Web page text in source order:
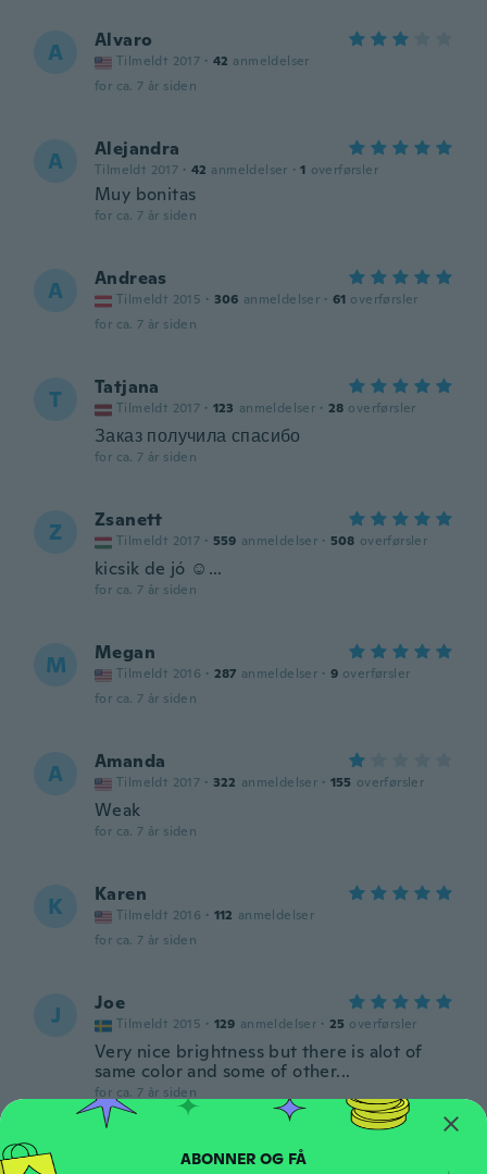
A Alvaro
Tilmeldt 2017 · 42 anmeldelser
for ca. 7 år siden
A Alejandra
Tilmeldt 2017 · 42 anmeldelser · 1 overførsler
Muy bonitas
for ca. 7 år siden
A Andreas
Tilmeldt 2015 · 306 anmeldelser · 61 overførsler
for ca. 7 år siden
T Tatjana
Tilmeldt 2017 · 123 anmeldelser · 28 overførsler
Заказ получила спасибо
for ca. 7 år siden
Z Zsanett
Tilmeldt 2017 · 559 anmeldelser · 508 overførsler
kicsik de jó ☺...
for ca. 7 år siden
M Megan
Tilmeldt 2016 · 287 anmeldelser · 9 overførsler
for ca. 7 år siden
A Amanda
Tilmeldt 2017 · 322 anmeldelser · 155 overførsler
Weak
for ca. 7 år siden
K Karen
Tilmeldt 2016 · 112 anmeldelser
for ca. 7 år siden
J Joe
Tilmeldt 2015 · 129 anmeldelser · 25 overførsler
Very nice brightness but there is alot of
same color and some of other...
for ca. 7 år siden
J